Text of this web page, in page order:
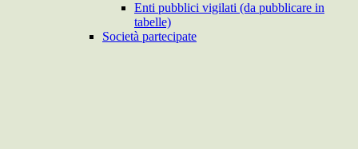
Enti pubblici vigilati (da pubblicare in
tabelle)
Società partecipate